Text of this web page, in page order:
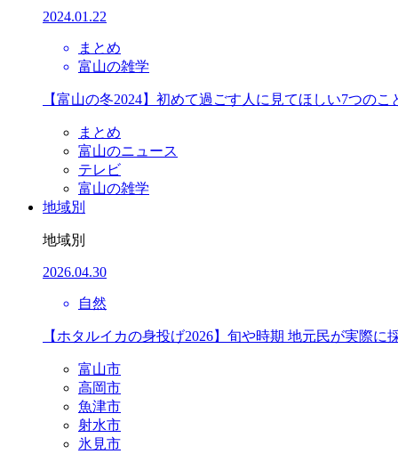
2024.01.22
まとめ
富山の雑学
【富山の冬2024】初めて過ごす人に見てほしい7つのこ
まとめ
富山のニュース
テレビ
富山の雑学
地域別
地域別
2026.04.30
自然
【ホタルイカの身投げ2026】旬や時期 地元民が実際に
富山市
高岡市
魚津市
射水市
氷見市